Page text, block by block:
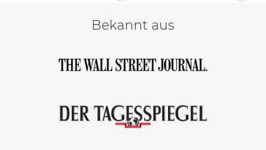
Bekannt aus